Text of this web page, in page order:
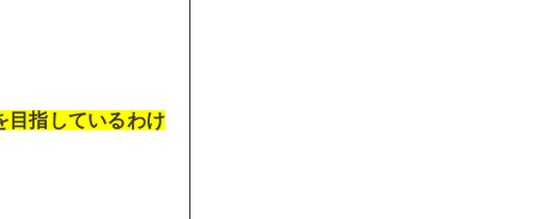
目指しているわけ